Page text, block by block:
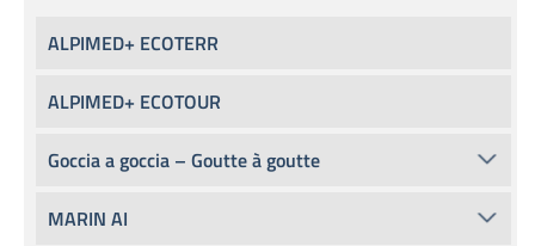
ALPIMED+ ECOTERR
ALPIMED+ ECOTOUR
Goccia a goccia – Goutte à goutte
MARIN AI